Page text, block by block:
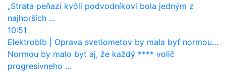
„Strata peňazí kvôli podvodníkovi bola jedným z
najhorších ...
10:51
Elektroblb
Oprava svetlometov by mala byť normou. Jeden nový dnes stojí priemerne 1251 eur!
Normou by malo byť aj, že každý **** volič
progresivneho ...